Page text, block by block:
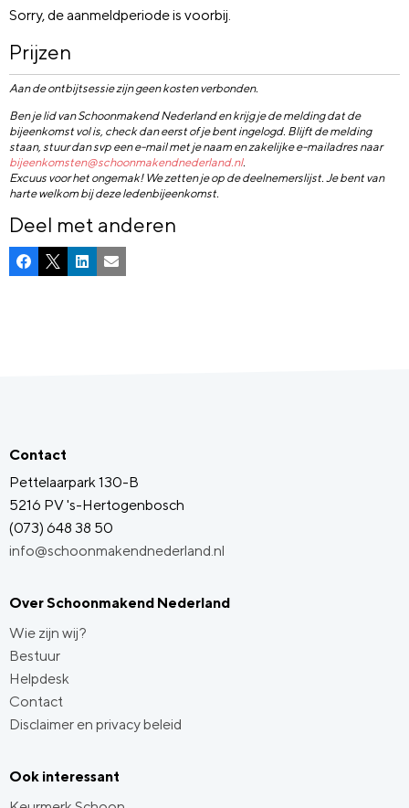
Sorry, de aanmeldperiode is voorbij.
Prijzen
Aan de ontbijtsessie zijn geen kosten verbonden.
Ben je lid van Schoonmakend Nederland en krijg je de melding dat de
bijeenkomst vol is, check dan eerst of je bent ingelogd. Blijft de melding
staan, stuur dan svp een e-mail met je naam en zakelijke e-mailadres naar
bijeenkomsten@schoonmakendnederland.nl.
Excuus voor het ongemak! We zetten je op de deelnemerslijst. Je bent van
harte welkom bij deze ledenbijeenkomst.
Deel met anderen
Facebook
X LinkedInE-mail
Contact
Pettelaarpark 130-B
5216 PV 's-Hertogenbosch
(073) 648 38 50
info@schoonmakendnederland.nl
Over Schoonmakend Nederland
Wie zijn wij?
Bestuur
Helpdesk
Contact
Disclaimer en privacy beleid
Ook interessant